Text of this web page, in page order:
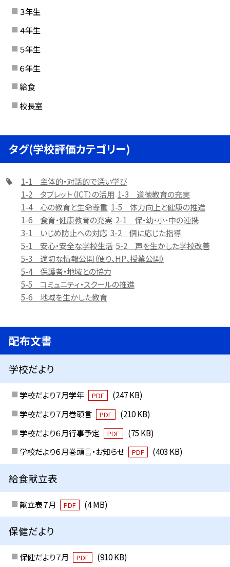
３年生
４年生
５年生
６年生
給食
校長室
タグ(学校評価カテゴリー)
1-1 主体的・対話的で深い学び
1-2 タブレット（ICT）の活用 1-3 道徳教育の充実
1-4 心の教育と生命尊重 1-5 体力向上と健康の推進
1-6 食育・健康教育の充実 2-1 保・幼・小・中の連携
3-1 いじめ防止への対応 3-2 個に応じた指導
5-1 安心・安全な学校生活 5-2 声を生かした学校改善
5-3 適切な情報公開（便り、HP、授業公開）
5-4 保護者・地域との協力
5-5 コミュニティ・スクールの推進
5-6 地域を生かした教育
配布文書
学校だより
学校だより７月学年 PDF
(247 KB)
学校だより７月巻頭言
PDF
(210 KB)
学校だより６月行事予定
PDF
(75 KB)
学校だより６月巻頭言・お知らせ
PDF (403 KB)
給食献立表
献立表７月 PDF (4 MB)
保健だより
保健だより７月 PDF
(910 KB)